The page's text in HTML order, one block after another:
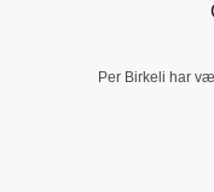
Per Birkeli har